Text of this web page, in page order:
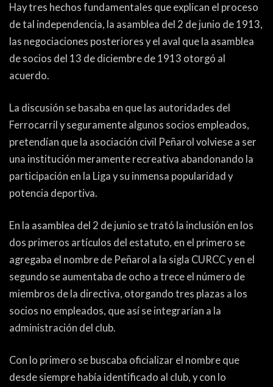
Hay tres hechos fundamentales que explican el proceso
de tal independencia, la asamblea del 2 de junio de 1913,
las negociaciones posteriores y el aval que la asamblea
de socios del 13 de diciembre de 1913 otorgó al
acuerdo.
La discusión se basaba en que las autoridades del
Ferrocarril y seguramente algunos socios empleados,
pretendían que la asociación civil Peñarol volviese a ser
una institución meramente recreativa abandonando la
participación en la Liga y su inmensa popularidad y
potencia deportiva.
En la asamblea del 2 de junio se trató la inclusión en los
dos primeros artículos del estatuto, en el primero se
agregaba el nombre de Peñarol a la sigla CURCC y en el
segundo se aumentaba de ocho a trece el número de
miembros de la directiva, otorgando tres plazas a los
socios no empleados, que así se integrarían a la
administración del club.
Con lo primero se buscaba oficializar el nombre que
desde siempre había identificado al club, y con lo